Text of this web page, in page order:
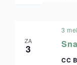
ZA
3
3
CC